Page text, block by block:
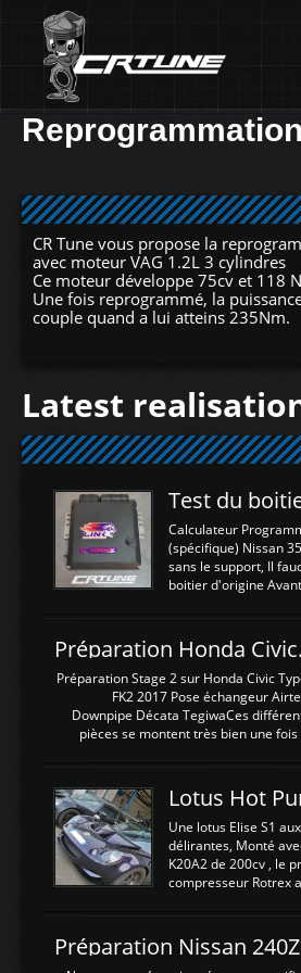
CR Tune vous propose la
avec moteur VAG 1.2L 3 cylindres
Ce moteur développe 75cv et 118
Une fois reprogrammé, la
couple quand a lui atteins 235Nm.
Latest
Calculateur
(spécifique) Nissan
sans le support, Il
boitier d'origine
d'envoyer
dans le boitier.
La sortie 0-5V de
l'entrée AN Volt 8 et
Analogique, et Volt
tension (Pas une
est temps de
Préparation Stage 2 sur Honda Civic
FK2 2017 Pose échangeur
Downpipe Décata TegiwaCes
pièces se montent très bien une fois
légere découpe du plastique
negénant en rien la structure
fonctionnement du fond plat.
reprogrammation Stage 2 est faite
calculateur d'origine. Une
économique au passage sur
d'origine 310cv et 400Nn , Une
reprogrammé et les
Lotus Hot
Une lotus Elise S1
délirantes, Monté
K20A2 de 200cv , le
compresseur Rotrex
d'augmenter la
un watercooler a été